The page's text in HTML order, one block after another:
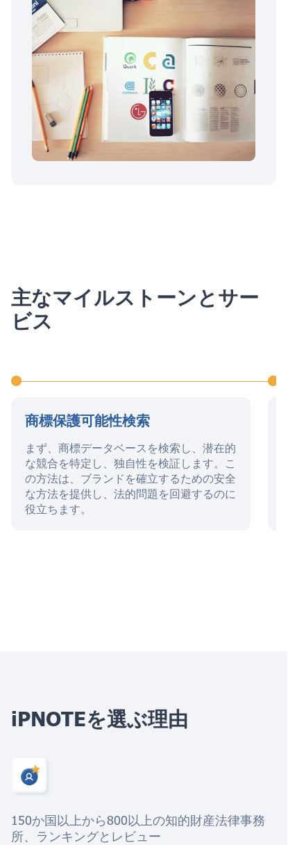
主なマイルストーンとサー
ビス
商標保護可能性検索
まず、商標データベースを検索し、潜在的
な競合を特定し、独自性を検証します。こ
の方法は、ブランドを確立するための安全
な方法を提供し、法的問題を回避するのに
役立ちます。
iPNOTEを選ぶ理由
150か国以上から800以上の知的財産法律事務
所、ランキングとレビュー